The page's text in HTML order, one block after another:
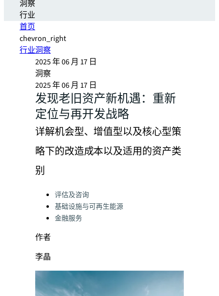
洞察
行业
首页
chevron_right
行业洞察
2025 年 06 月 17 日
洞察
2025 年 06 月 17 日
发现老旧资产新机遇：重新
定位与再开发战略
详解机会型、增值型以及核心型策
略下的改造成本以及适用的资产类
别
Categories:
评估及咨询
基础设施与可再生能源
金融服务
作者
李晶